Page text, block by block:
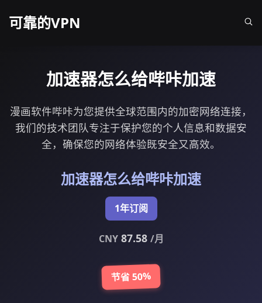
可靠的VPN
加速器怎么给哔咔加速
漫画软件哔咔为您提供全球范围内的加密网络连接，
我们的技术团队专注于保护您的个人信息和数据安
全，确保您的网络体验既安全又高效。
加速器怎么给哔咔加速
1年订阅
CNY87.58 /月
节省 50%